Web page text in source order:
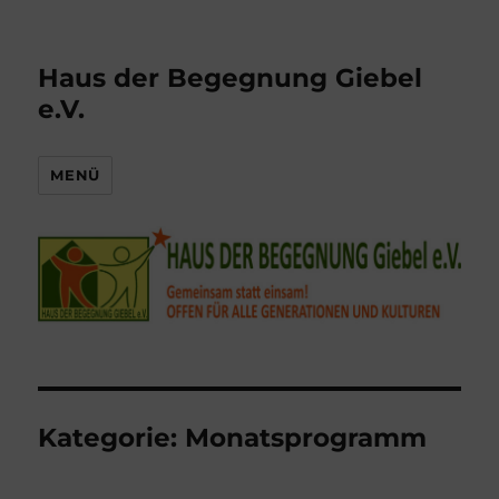
Haus der Begegnung Giebel
e.V.
MENÜ
Kategorie: Monatsprogramm